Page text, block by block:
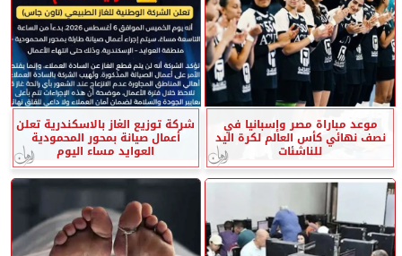
موعد مباراة مصر وإسبانيا في
نصف نهائي كأس العالم لكرة اليد
للناشئات
شركة توزيع الغاز بالاسكندرية تعلن
أعمال صيانة بمحور المحمودية
العوايد مساء اليوم